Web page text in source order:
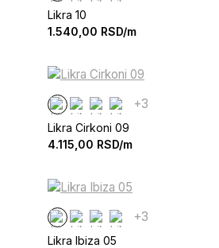
Likra 10
1.540,00 RSD/m
+3
Likra Cirkoni 09
4.115,00 RSD/m
+3
Likra Ibiza 05